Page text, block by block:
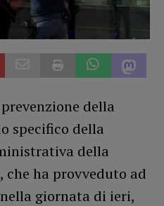
della
specifico della
della
che ha provveduto ad
giornata di ieri,